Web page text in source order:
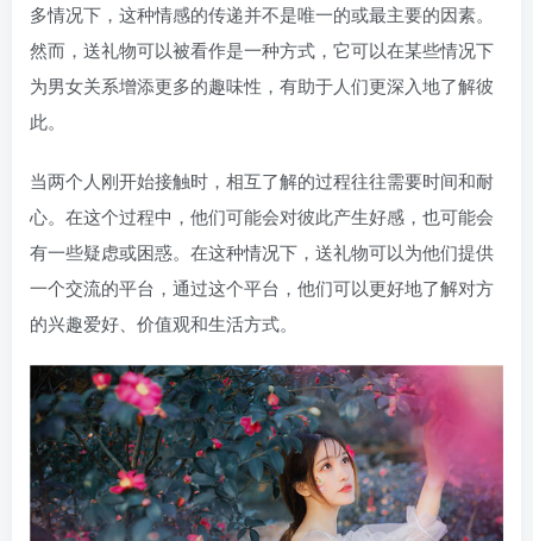
多情况下，这种情感的传递并不是唯一的或最主要的因素。
然而，送礼物可以被看作是一种方式，它可以在某些情况下
为男女关系增添更多的趣味性，有助于人们更深入地了解彼
此。
当两个人刚开始接触时，相互了解的过程往往需要时间和耐
心。在这个过程中，他们可能会对彼此产生好感，也可能会
有一些疑虑或困惑。在这种情况下，送礼物可以为他们提供
一个交流的平台，通过这个平台，他们可以更好地了解对方
的兴趣爱好、价值观和生活方式。